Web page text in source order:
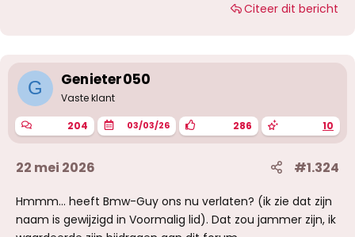
Citeer dit bericht
G Genieter050
Vaste klant
204 03/03/26 286 10
22 mei 2026 #1.324
Hmmm... heeft Bmw-Guy ons nu verlaten? (ik zie dat zijn
naam is gewijzigd in Voormalig lid). Dat zou jammer zijn, ik